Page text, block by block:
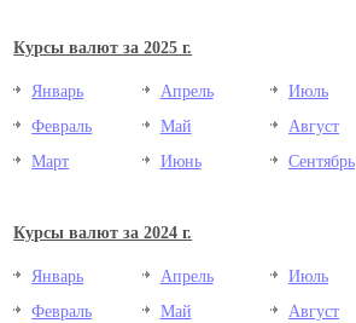
Курсы валют за 2025 г.
Январь
Февраль
Март
Апрель
Май
Июнь
Июль
Август
Сентябрь
Курсы валют за 2024 г.
Январь
Февраль
Апрель
Май
Июль
Август